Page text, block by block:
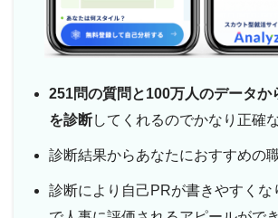
251問の質問と100万人のデータか
を診断してくれるのでかなり正確
診断結果からあなたにおすすめの
診断により自己PRが書きやすくな